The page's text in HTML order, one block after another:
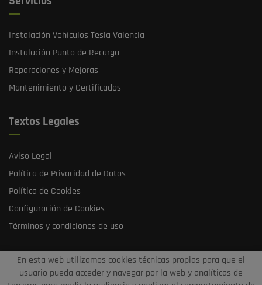
En esta web utilizamos cookies técnicas propias para que el
usuario pueda acceder y navegar por la web y analíticas de
Instalación Vehículos Tesla Valencia
Instalación Punto de Recarga
Reparaciones y Mejoras
Mantenimiento y Certificados
Textos Legales
Aviso Legal
Política de Privacidad de Datos
Política de Cookies
Configuración de Cookies
Términos y condiciones de uso